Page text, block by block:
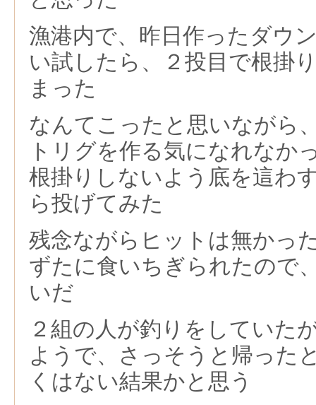
漁港内で、昨日作ったダウ
い試したら、２投目で根掛
まった
なんてこったと思いながら
トリグを作る気になれなか
根掛りしないよう底を這わ
ら投げてみた
残念ながらヒットは無かっ
ずたに食いちぎられたので
いだ
２組の人が釣りをしていた
ようで、さっそうと帰った
くはない結果かと思う